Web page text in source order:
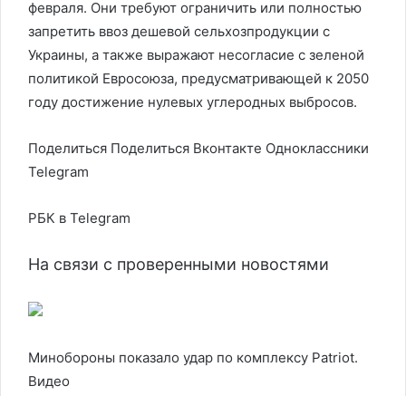
февраля. Они требуют ограничить или полностью
запретить ввоз дешевой сельхозпродукции с
Украины, а также выражают несогласие с зеленой
политикой Евросоюза, предусматривающей к 2050
году достижение нулевых углеродных выбросов.
Поделиться Поделиться Вконтакте Одноклассники
Telegram
РБК в Telegram
На связи с проверенными новостями
Минобороны показало удар по комплексу Patriot.
Видео